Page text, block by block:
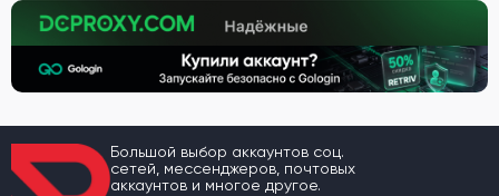
Большой выбор аккаунтов соц.
сетей, мессенджеров, почтовых
аккаунтов и многое другое.